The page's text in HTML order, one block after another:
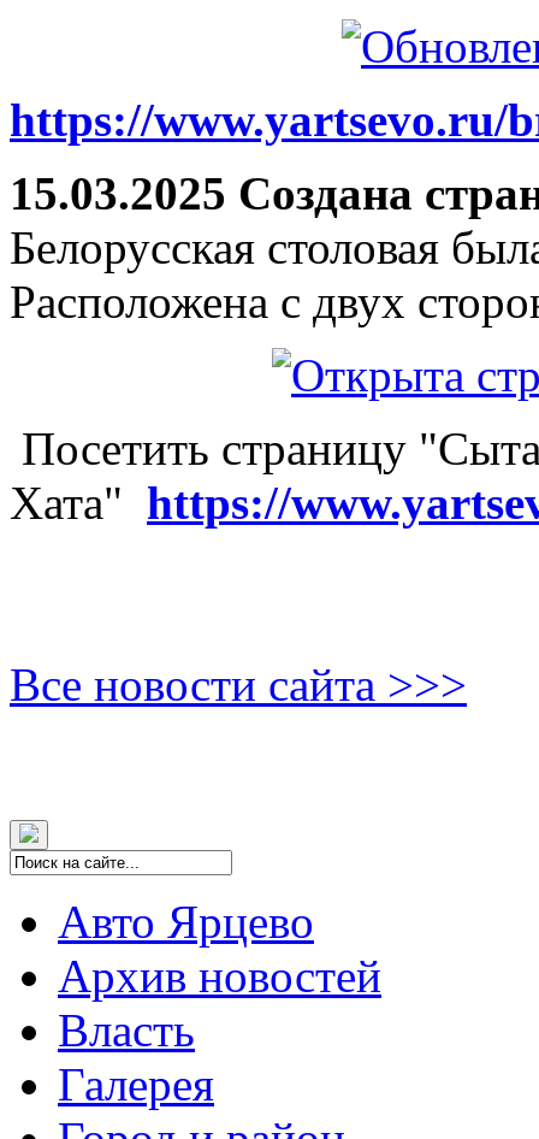
https://www.yartsevo.ru/
15.03.2025 Создана
Белорусская столовая
Расположена с двух
Посетить страницу
Хата" https://
Все новости сайта >>>
Авто Ярцево
Архив новостей
Власть
Галерея